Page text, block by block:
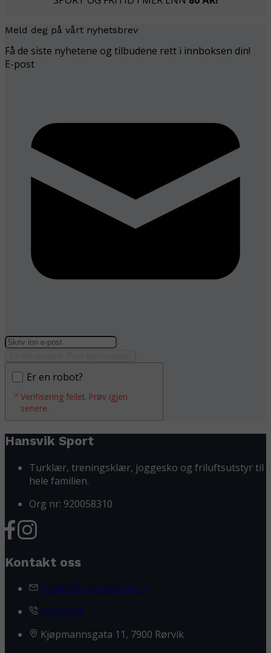
Meld deg på vårt nyhetsbrev
Få de siste nyhetene og tilbudene rett i innboksen din!
E-post
Er en robot?
Verifisering feilet. Prøv igjen
senere.
Hansvik Sport
Turklær, treningsklær, joggesko og friluftsutstyr til
hele familien.
Org nr: 920058310
Kontakt oss
vigdis@hansviksport.no
91829160
Kjøpmannsgata 11, 7900 Rørvik